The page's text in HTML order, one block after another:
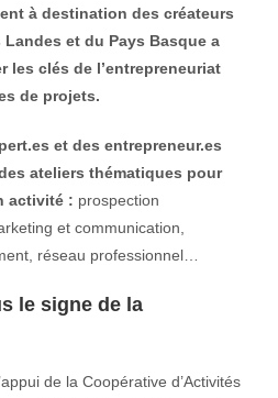
à destination des créateurs
Landes et du Pays Basque a
les clés de l’entrepreneuriat
de projets.
et des entrepreneur.es
ateliers thématiques pour
activité : prospection
et communication,
réseau professionnel…
le signe de la
de la Coopérative d’Activités